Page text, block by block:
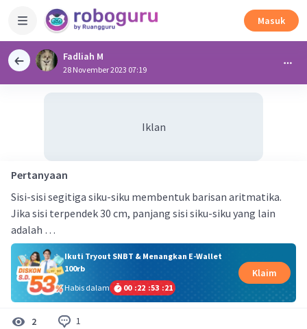
Masuk
Fadliah M
28 November 2023 07:19
Iklan
Pertanyaan
Sisi-sisi segitiga siku-siku membentuk barisan aritmatika.
Jika sisi terpendek 30 cm, panjang sisi siku-siku yang lain
adalah …
Ikuti Tryout SNBT & Menangkan E-Wallet
100rb
Habis dalam
00 :22 :53 :20
Klaim
2 1